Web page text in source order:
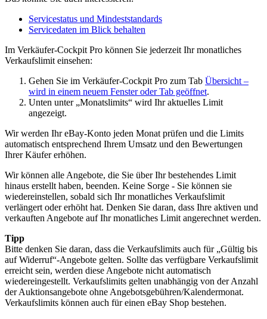
Servicestatus und Mindeststandards
Servicedaten im Blick behalten
Im Verkäufer-Cockpit Pro können Sie jederzeit Ihr monatliches
Verkaufslimit einsehen:
Gehen Sie im Verkäufer-Cockpit Pro zum Tab Übersicht –
wird in einem neuem Fenster oder Tab geöffnet.
Unten unter „Monatslimits“ wird Ihr aktuelles Limit
angezeigt.
Wir werden Ihr eBay-Konto jeden Monat prüfen und die Limits
automatisch entsprechend Ihrem Umsatz und den Bewertungen
Ihrer Käufer erhöhen.
Wir können alle Angebote, die Sie über Ihr bestehendes Limit
hinaus erstellt haben, beenden. Keine Sorge - Sie können sie
wiedereinstellen, sobald sich Ihr monatliches Verkaufslimit
verlängert oder erhöht hat. Denken Sie daran, dass Ihre aktiven und
verkauften Angebote auf Ihr monatliches Limit angerechnet werden.
Tipp
Bitte denken Sie daran, dass die Verkaufslimits auch für „Gültig bis
auf Widerruf“-Angebote gelten. Sollte das verfügbare Verkaufslimit
erreicht sein, werden diese Angebote nicht automatisch
wiedereingestellt. Verkaufslimits gelten unabhängig von der Anzahl
der Auktionsangebote ohne Angebotsgebühren/Kalendermonat.
Verkaufslimits können auch für einen eBay Shop bestehen.